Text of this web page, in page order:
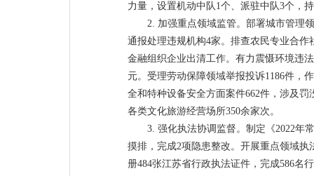
力量，设置机动中队1个、派驻中队3个，
2. 加强重点领域监管。部署城市管理
通报处理违规机构4家。排查农民专业合作
金融组织企业出清工作。有力震慑环境违
元。受理劳动保障领域举报投诉1186件，
全和特种设备安全方面案件662件，涉及
各类文化旅游经营场所350余家次。
3. 强化执法协调监督。制定《2022年
摸排，完成2项隐患整改。开展重点领域
册484张江苏省行政执法证件，完成586名